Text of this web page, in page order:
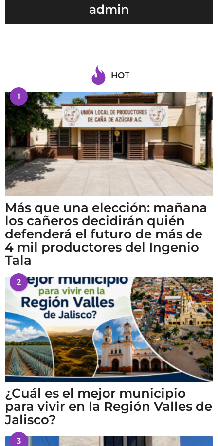
admin
HOT
1
Más que una elección: mañana
los cañeros decidirán quién
defenderá el futuro de más de
4 mil productores del Ingenio
Tala
2
¿Cuál es el mejor municipio
para vivir en la Región Valles de
Jalisco?
3